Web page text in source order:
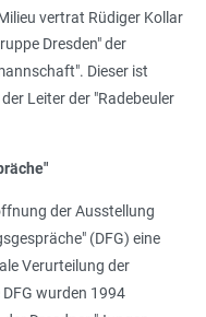
vertrat Rüdiger Kollar
Dresden" der
Dieser ist
Leiter der "Radebeuler
der Ausstellung
(DFG) eine
Verurteilung der
wurden 1994